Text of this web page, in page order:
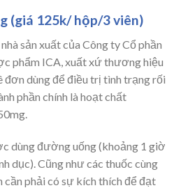
(giá 125k/ hộp/3 viên)
sản xuất của Công ty Cổ phần
phẩm ICA, xuất xứ thương hiệu
đơn dùng để điều trị tình trạng rối
phần chính là hoạt chất
dùng đường uống (khoảng 1 giờ
dục). Cũng như các thuốc cùng
cần phải có sự kích thích để đạt